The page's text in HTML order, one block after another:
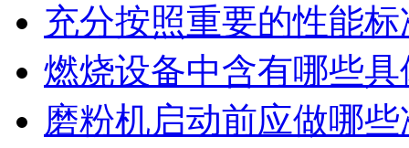
充分按照重要的性能
燃烧设备中含有哪些
磨粉机启动前应做哪